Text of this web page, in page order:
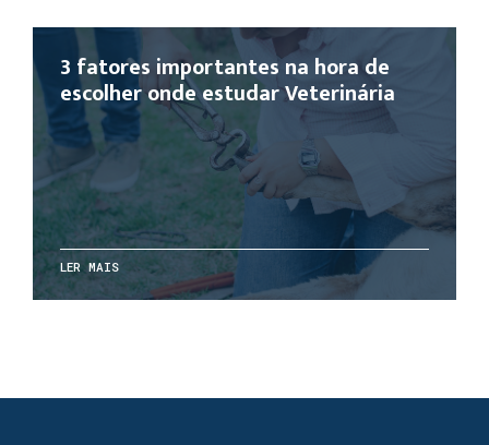
3 fatores importantes na hora de
escolher onde estudar Veterinária
LER MAIS